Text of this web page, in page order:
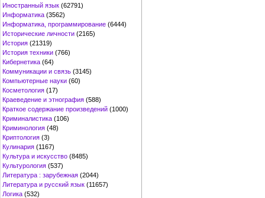
Иностранный язык (62791)
Информатика (3562)
Информатика, программирование (6444)
Исторические личности (2165)
История (21319)
История техники (766)
Кибернетика (64)
Коммуникации и связь (3145)
Компьютерные науки (60)
Косметология (17)
Краеведение и этнография (588)
Краткое содержание произведений (1000)
Криминалистика (106)
Криминология (48)
Криптология (3)
Кулинария (1167)
Культура и искусство (8485)
Культурология (537)
Литература : зарубежная (2044)
Литература и русский язык (11657)
Логика (532)